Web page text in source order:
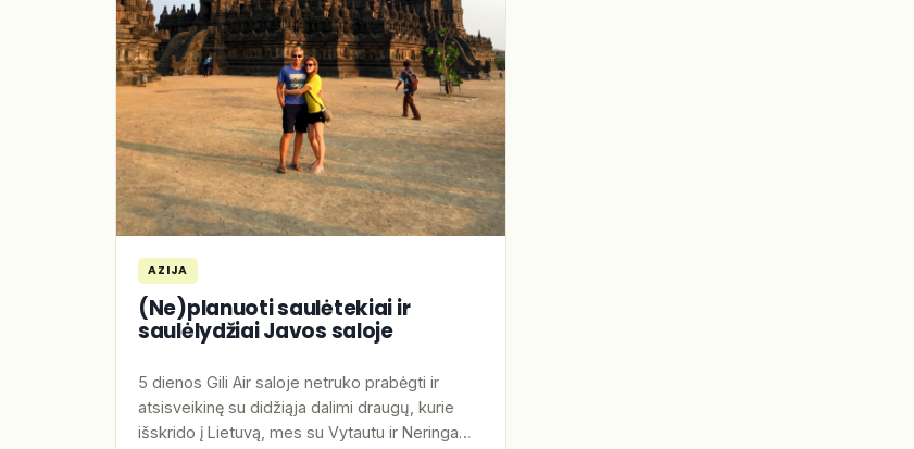
AZIJA
(Ne)planuoti saulėtekiai ir
saulėlydžiai Javos saloje
5 dienos Gili Air saloje netruko prabėgti ir
atsisveikinę su didžiąja dalimi draugų, kurie
išskrido į Lietuvą, mes su Vytautu ir Neringa…